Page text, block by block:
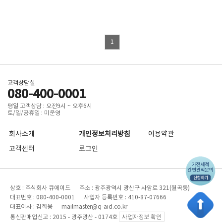
1
고객상담실
080-400-0001
평일 고객상담 : 오전9시 ~ 오후6시
토/일/공휴일 : 미운영
회사소개 개인정보처리방침
이용약관
고객센터
로그인
상호 : 주식회사 큐에이드 주소 : 광주광역시 광산구 사암로 321(월곡동)
대표번호 : 080-400-0001 사업자 등록번호 : 410-87-07666
대표이사 : 김희웅 mailmaster@q-aid.co.kr
통신판매업신고 : 2015 - 광주광산 - 0174호
사업자정보 확인